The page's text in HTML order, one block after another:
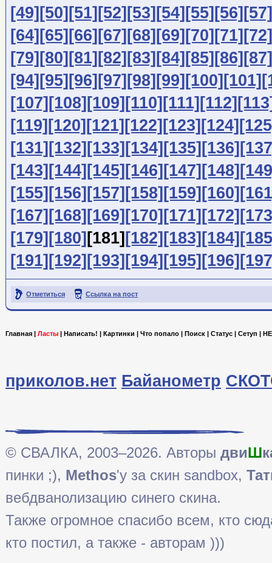
[49] [50] [51] [52] [53] [54] [55] [56] [57]
[64] [65] [66] [67] [68] [69] [70] [71] [72]
[79] [80] [81] [82] [83] [84] [85] [86] [87]
[94] [95] [96] [97] [98] [99] [100] [101]
[107] [108] [109] [110] [111] [112]
[119] [120] [121] [122] [123] [124]
[131] [132] [133] [134] [135] [136]
[143] [144] [145] [146] [147] [148]
[155] [156] [157] [158] [159] [160]
[167] [168] [169] [170] [171] [172]
[179] [180] [181] [182] [183] [184]
[191] [192] [193] [194] [195] [196]
Отметиться Ссылка на пост
Главная Ласты Написать! Картинки Что попало Поиск Статус Сетуп
приколов.нет Байанометр
© СВАЛКА, 2003–2026. Авторы двиШ
пинки ;), Methos'у за скин sandbox,
вебдванолизацию синего скина.
Также огромное спасибо всем, кто
кто постил, а также - авторам )))